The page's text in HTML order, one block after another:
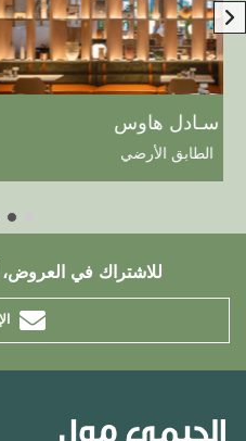
للاشتراك في العروض،